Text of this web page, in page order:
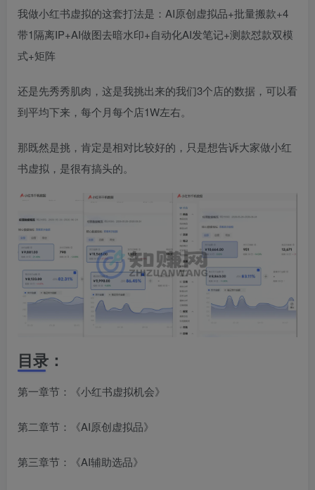
我做小红书虚拟的这套打法是：AI原创虚拟品+批量搬款+4
带1隔离IP+AI做图去暗水印+自动化AI发笔记+测款怼款双模
式+矩阵
还是先秀秀肌肉，这是我挑出来的我们3个店的数据，可以看
到平均下来，每个月每个店1W左右。
那既然是挑，肯定是相对比较好的，只是想告诉大家做小红
书虚拟，是很有搞头的。
目录：
第一章节：《小红书虚拟机会》
第二章节：《AI原创虚拟品》
第三章节：《AI辅助选品》